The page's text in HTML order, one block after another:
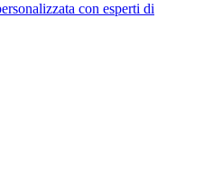
con esperti di